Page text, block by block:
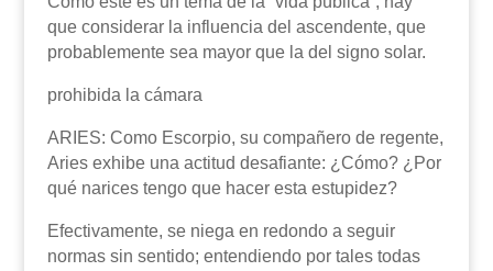
que considerar la influencia del ascendente, que
probablemente sea mayor que la del signo solar.
prohibida la cámara
ARIES: Como Escorpio, su compañero de regente,
Aries exhibe una actitud desafiante: ¿Cómo? ¿Por
qué narices tengo que hacer esta estupidez?
Efectivamente, se niega en redondo a seguir
normas sin sentido; entendiendo por tales todas